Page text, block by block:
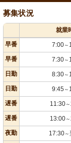
募集状況
就業
早番
7:00～
早番 7:30～
日勤 8:30～
日勤 9:45 ～
遅番 11:30～
遅番 13:00～
夜勤 17:30～